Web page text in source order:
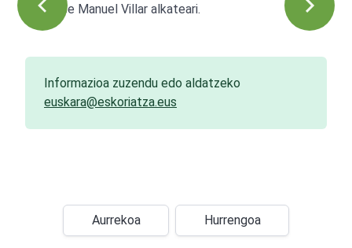
eta Jose Manuel Villar alkateari.
Informazioa zuzendu edo aldatzeko
euskara@eskoriatza.eus
Aurrekoa Hurrengoa